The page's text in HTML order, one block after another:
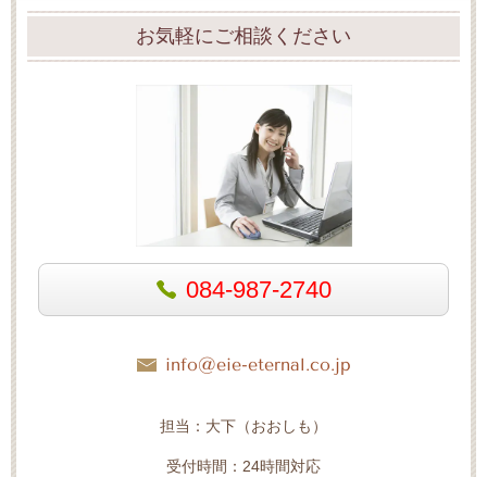
お気軽にご相談ください
084-987-2740
info@eie-eternal.co.jp
担当：大下（おおしも）
受付時間：24時間対応